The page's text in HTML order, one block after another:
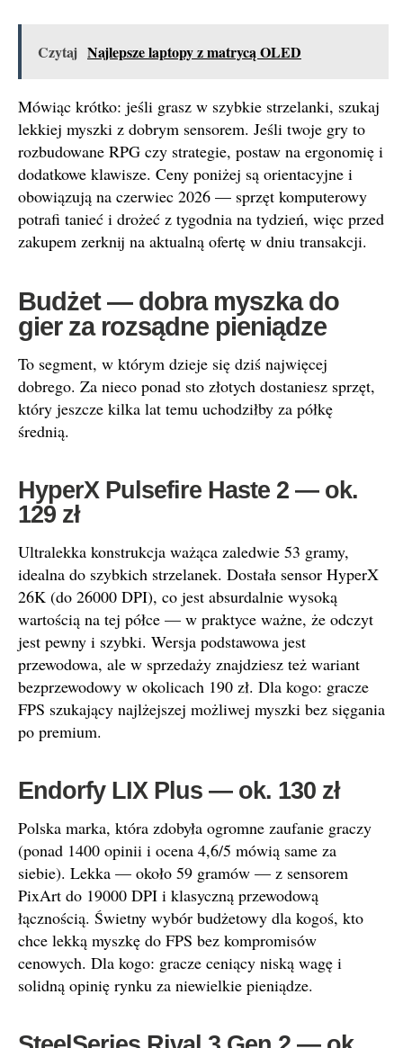
Czytaj Najlepsze laptopy z matrycą OLED
Mówiąc krótko: jeśli grasz w szybkie strzelanki, szukaj
lekkiej myszki z dobrym sensorem. Jeśli twoje gry to
rozbudowane RPG czy strategie, postaw na ergonomię i
dodatkowe klawisze. Ceny poniżej są orientacyjne i
obowiązują na czerwiec 2026 — sprzęt komputerowy
potrafi tanieć i drożeć z tygodnia na tydzień, więc przed
zakupem zerknij na aktualną ofertę w dniu transakcji.
Budżet — dobra myszka do
gier za rozsądne pieniądze
To segment, w którym dzieje się dziś najwięcej
dobrego. Za nieco ponad sto złotych dostaniesz sprzęt,
który jeszcze kilka lat temu uchodziłby za półkę
średnią.
HyperX Pulsefire Haste 2 — ok.
129 zł
Ultralekka konstrukcja ważąca zaledwie 53 gramy,
idealna do szybkich strzelanek. Dostała sensor HyperX
26K (do 26000 DPI), co jest absurdalnie wysoką
wartością na tej półce — w praktyce ważne, że odczyt
jest pewny i szybki. Wersja podstawowa jest
przewodowa, ale w sprzedaży znajdziesz też wariant
bezprzewodowy w okolicach 190 zł. Dla kogo: gracze
FPS szukający najlżejszej możliwej myszki bez sięgania
po premium.
Endorfy LIX Plus — ok. 130 zł
Polska marka, która zdobyła ogromne zaufanie graczy
(ponad 1400 opinii i ocena 4,6/5 mówią same za
siebie). Lekka — około 59 gramów — z sensorem
PixArt do 19000 DPI i klasyczną przewodową
łącznością. Świetny wybór budżetowy dla kogoś, kto
chce lekką myszkę do FPS bez kompromisów
cenowych. Dla kogo: gracze ceniący niską wagę i
solidną opinię rynku za niewielkie pieniądze.